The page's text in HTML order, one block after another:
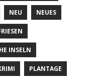
NEU NEUES
INSELN
PLANTAGE